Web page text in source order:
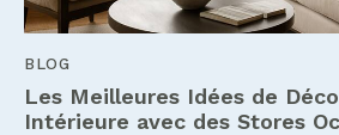
BLOG
Les Meilleures Idées de
Intérieure avec des Stores